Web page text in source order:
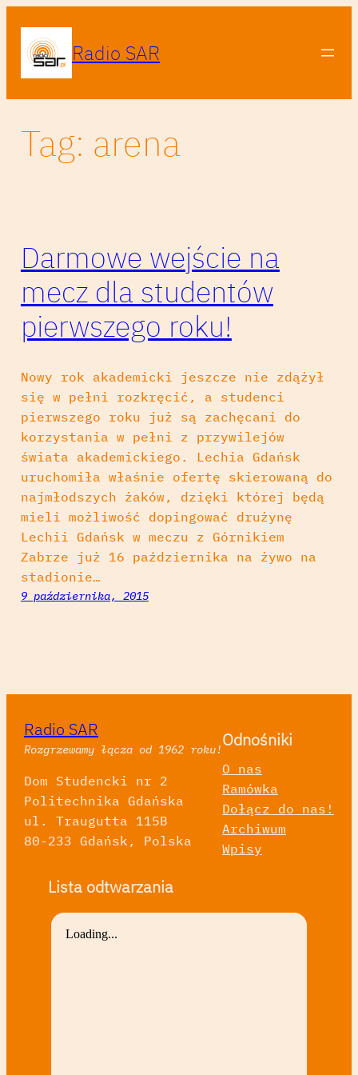
treści
Radio SAR
Tag: arena
Darmowe wejście na
mecz dla studentów
pierwszego roku!
Nowy rok akademicki jeszcze nie zdążył
się w pełni rozkręcić, a studenci
pierwszego roku już są zachęcani do
korzystania w pełni z przywilejów
świata akademickiego. Lechia Gdańsk
uruchomiła właśnie ofertę skierowaną do
najmłodszych żaków, dzięki której będą
mieli możliwość dopingować drużynę
Lechii Gdańsk w meczu z Górnikiem
Zabrze już 16 października na żywo na
stadionie…
9 października, 2015
Radio SAR
Rozgrzewamy łącza od 1962 roku!
Dom Studencki nr 2
Politechnika Gdańska
ul. Traugutta 115B
80-233 Gdańsk, Polska
Odnośniki
O nas
Ramówka
Dołącz do nas!
Archiwum
Wpisy
Lista odtwarzania